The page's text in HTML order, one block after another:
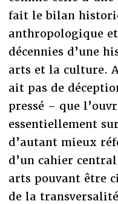
fait le bilan
anthropologique
décennies d’une
arts et la culture.
ait pas de
pressé – que
essentiellement
d’autant mieux
d’un cahier
arts pouvant être
de la